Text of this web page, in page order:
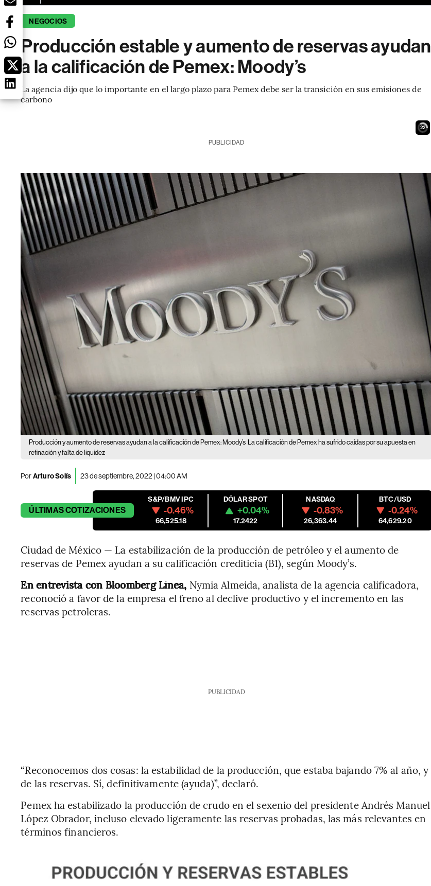
NEGOCIOS
Producción estable y aumento de reservas ayudan
a la calificación de Pemex: Moody’s
La agencia dijo que lo importante en el largo plazo para Pemex debe ser la transición en sus emisiones de
carbono
21
PUBLICIDAD
Producción y aumento de reservas ayudan a la calificación de Pemex: Moody’s La calificación de Pemex ha sufrido caídas por su apuesta en
refinación y falta de liquidez
PorArturo Solís 23 de septiembre, 2022 | 04:00 AM
ÚLTIMASCOTIZACIONES
S&P/BMV IPC
-0.46%
66,525.18
DÓLAR SPOT
+0.04%
17.2422
NASDAQ
-0.83%
26,363.44
BTC/USD
-0.24%
64,629.20
Ciudad de México — La estabilización de la producción de petróleo y el aumento de
reservas de Pemex ayudan a su calificación crediticia (B1), según Moody’s.
En entrevista con Bloomberg Línea, Nymia Almeida, analista de la agencia calificadora,
reconoció a favor de la empresa el freno al declive productivo y el incremento en las
reservas petroleras.
PUBLICIDAD
“Reconocemos dos cosas: la estabilidad de la producción, que estaba bajando 7% al año, y
de las reservas. Sí, definitivamente (ayuda)”, declaró.
Pemex ha estabilizado la producción de crudo en el sexenio del presidente Andrés Manuel
López Obrador, incluso elevado ligeramente las reservas probadas, las más relevantes en
términos financieros.